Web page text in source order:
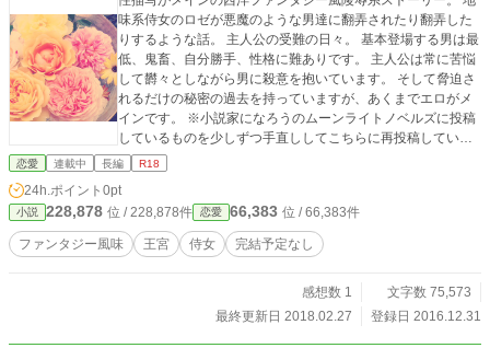
味系侍女のロゼが悪魔のような男達に翻弄されたり翻弄した
りするような話。 主人公の受難の日々。 基本登場する男は最
低、鬼畜、自分勝手、性格に難ありです。 主人公は常に苦悩
して欝々としながら男に殺意を抱いています。 そして脅迫さ
れるだけの秘密の過去を持っていますが、あくまでエロがメ
インです。 ※小説家になろうのムーンライトノベルズに投稿
しているものを少しずつ手直ししてこちらに再投稿していま
す。 なのでなろうの方が更新が早いです。 ただ、気まぐれで
かもしれません。 実験的な要素の強い投稿となっているの
と、この話自体完結予定が今のところないので今後どういう
展開になるかはまだ未定です。 また完結予定がないので更新
も遅いです。 基本的になろうの方を優先しています。
恋愛 連載中 長編 R18
24h.ポイント 0pt
小説 228,878 位 / 228,878件 恋愛 66,383 位 / 66,383件
ファンタジー風味 王宮 侍女 完結予定なし
感想数 1
文字数 75,573
最終更新日 2018.02.27
登録日 2016.12.31